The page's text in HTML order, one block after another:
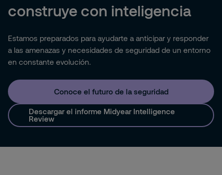
construye con inteligencia
Estamos preparados para ayudarte a anticipar y responder
a las amenazas y necesidades de seguridad de un entorno
en constante evolución.
Conoce el futuro de la seguridad
Descargar el informe Midyear Intelligence
Review